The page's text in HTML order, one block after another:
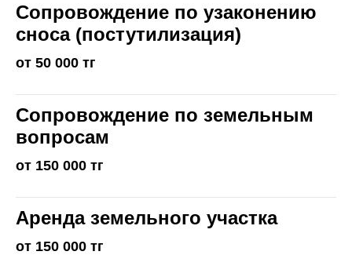
Сопровождение по узаконению
сноса (постутилизация)
от 50 000 тг
Сопровождение по земельным
вопросам
от 150 000 тг
Аренда земельного участка
от 150 000 тг